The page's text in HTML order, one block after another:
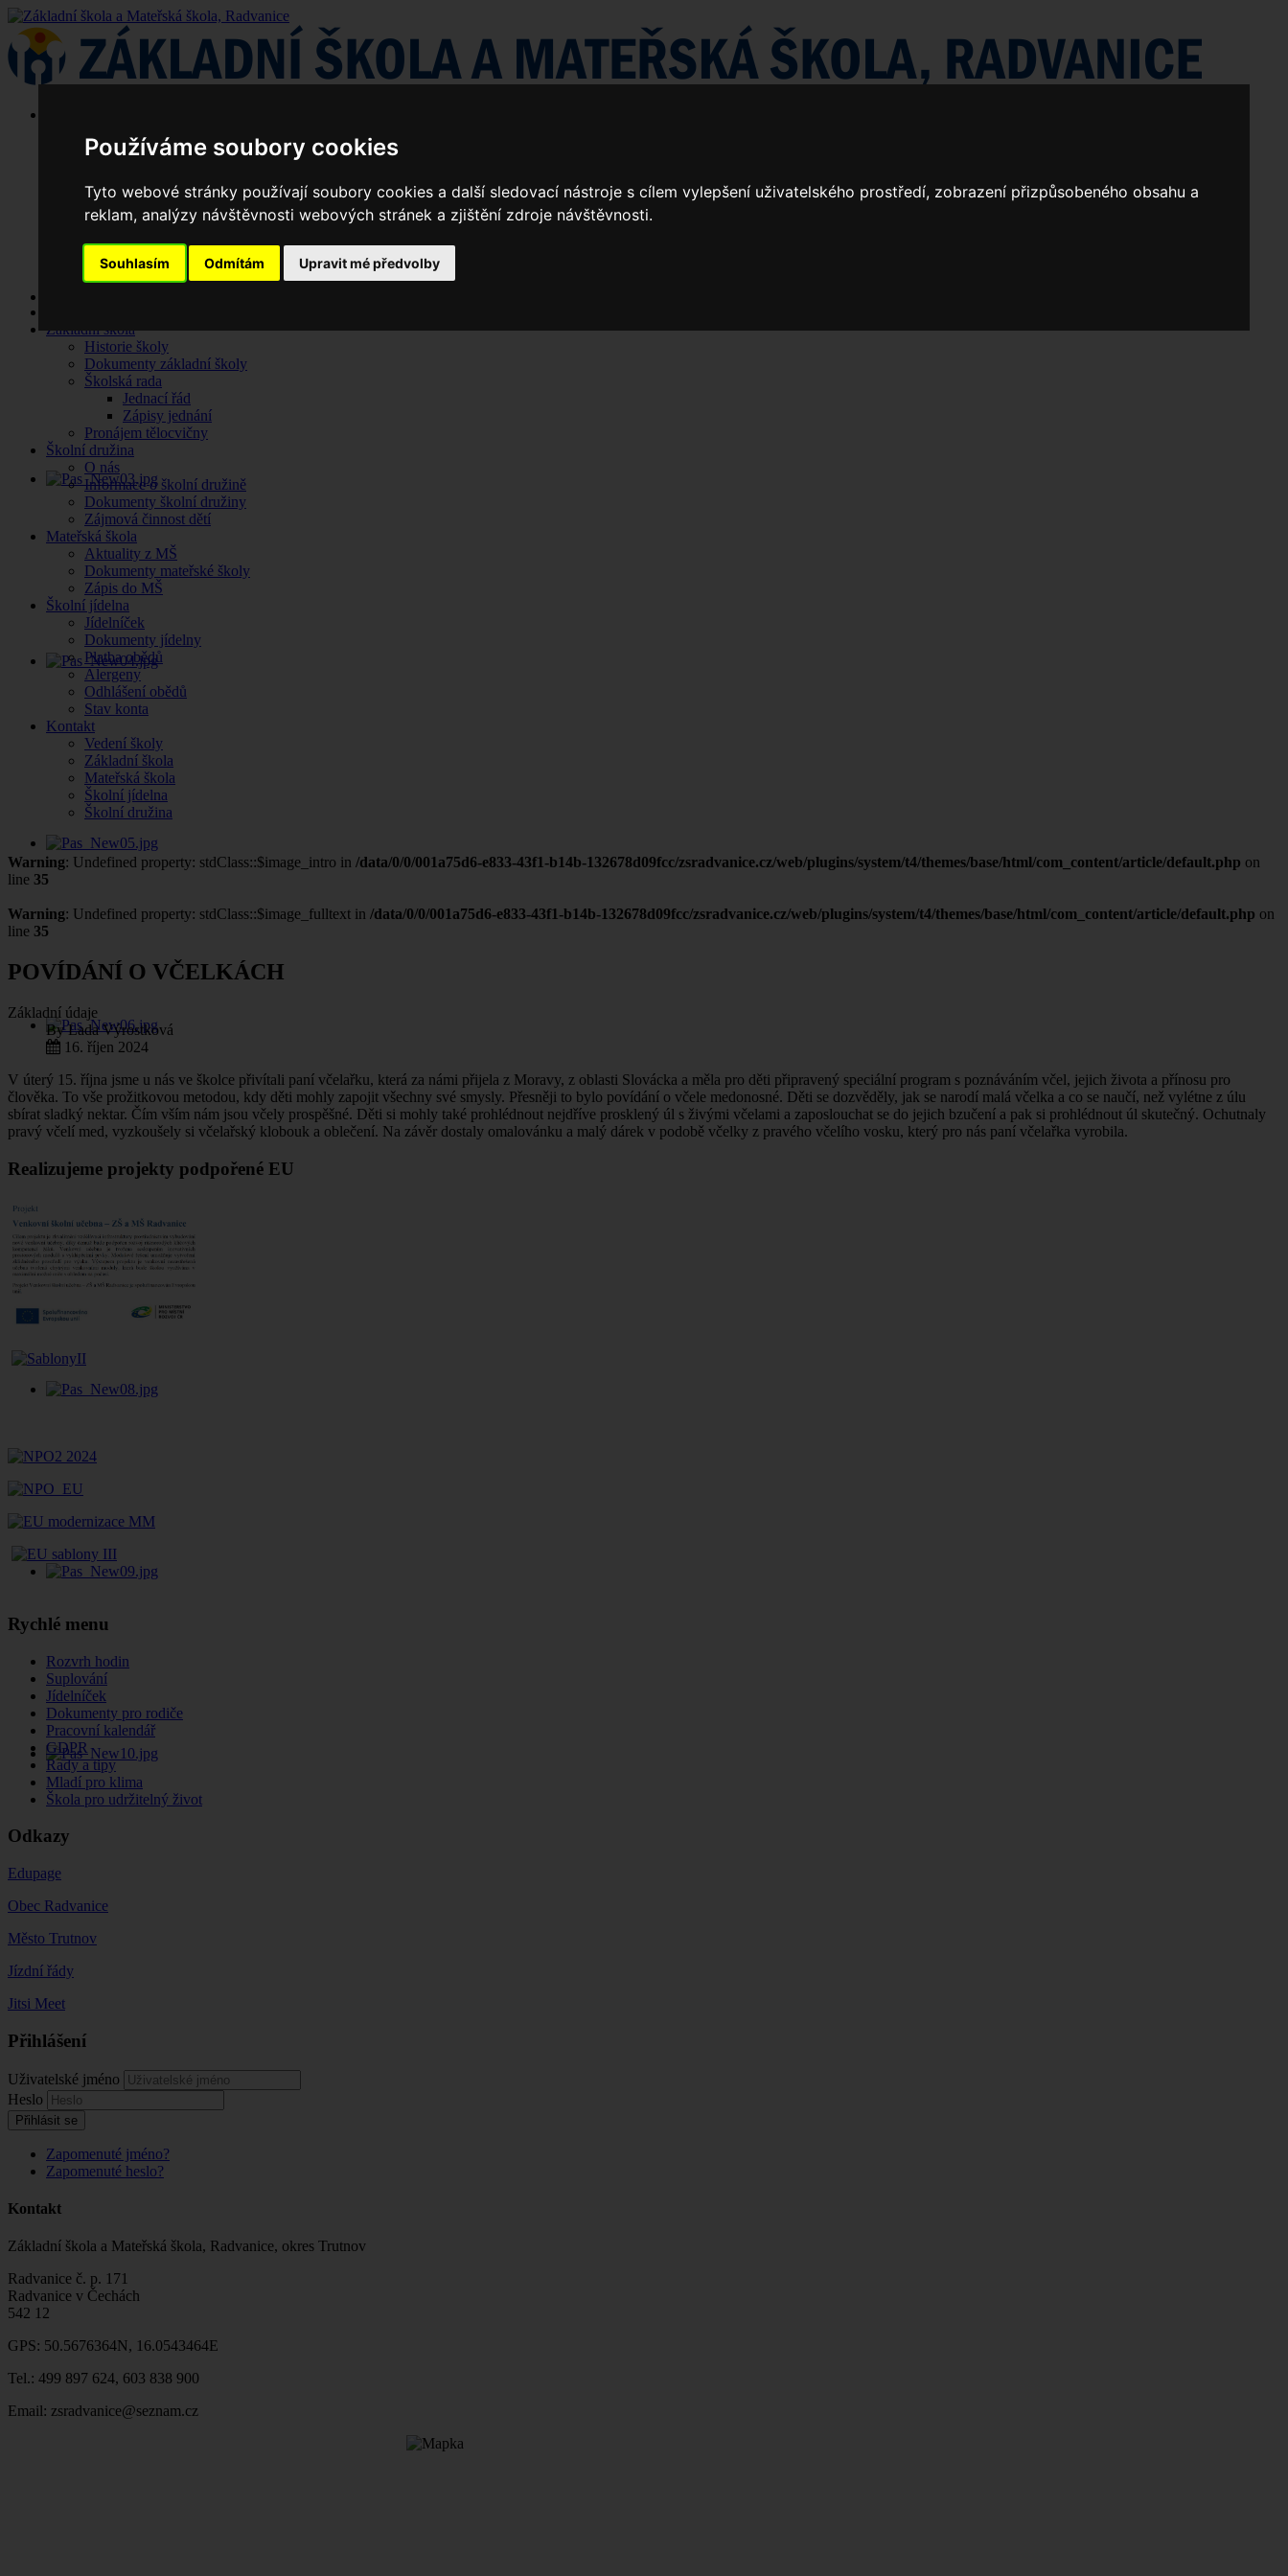
Používáme soubory cookies
Tyto webové stránky používají soubory cookies a další sledovací nástroje s cílem vylepšení uživatelského prostředí, zobrazení přizpůsobeného obsahu a
reklam, analýzy návštěvnosti webových stránek a zjištění zdroje návštěvnosti.
Souhlasím Odmítám Upravit mé předvolby
Základní škola
Historie školy
Dokumenty základní školy
Školská rada
Jednací řád
Zápisy jednání
Pronájem tělocvičny
Školní družina
O nás
Informace o školní družině
Dokumenty školní družiny
Zájmová činnost dětí
Mateřská škola
Aktuality z MŠ
Dokumenty mateřské školy
Zápis do MŠ
Školní jídelna
Jídelníček
Dokumenty jídelny
Platba obědů
Alergeny
Odhlášení obědů
Stav konta
Kontakt
Vedení školy
Základní škola
Mateřská škola
Školní jídelna
Školní družina
Warning: Undefined property: stdClass::$image_intro in /data/0/0/001a75d6-e833-43f1-b14b-132678d09fcc/zsradvanice.cz/web/plugins/system/t4/themes/base/html/com_content/article/default.php on
line 35
Warning: Undefined property: stdClass::$image_fulltext in /data/0/0/001a75d6-e833-43f1-b14b-132678d09fcc/zsradvanice.cz/web/plugins/system/t4/themes/base/html/com_content/article/default.php on
line 35
POVÍDÁNÍ O VČELKÁCH
Základní údaje
ByLada Výrostková
16. říjen 2024
V úterý 15. října jsme u nás ve školce přivítali paní včelařku, která za námi přijela z Moravy, z oblasti Slovácka a měla pro děti připravený speciální program s poznáváním včel, jejich života a přínosu pro
člověka. To vše prožitkovou metodou, kdy děti mohly zapojit všechny své smysly. Přesněji to bylo povídání o včele medonosné. Děti se dozvěděly, jak se narodí malá včelka a co se naučí, než vylétne z úlu
sbírat sladký nektar. Čím vším nám jsou včely prospěšné. Děti si mohly také prohlédnout nejdříve prosklený úl s živými včelami a zaposlouchat se do jejich bzučení a pak si prohlédnout úl skutečný. Ochutnaly
pravý včelí med, vyzkoušely si včelařský klobouk a oblečení. Na závěr dostaly omalovánku a malý dárek v podobě včelky z pravého včelího vosku, který pro nás paní včelařka vyrobila.
Realizujeme projekty podpořené EU
Rychlé menu
Rozvrh hodin
Suplování
Jídelníček
Dokumenty pro rodiče
Pracovní kalendář
GDPR
Rady a tipy
Mladí pro klima
Škola pro udržitelný život
Odkazy
Edupage
Obec Radvanice
Město Trutnov
Jízdní řády
Jitsi Meet
Přihlášení
Uživatelské jméno
Heslo
Přihlásit se
Zapomenuté jméno?
Zapomenuté heslo?
Kontakt
Základní škola a Mateřská škola, Radvanice, okres Trutnov
Radvanice č. p. 171
Radvanice v Čechách
542 12
GPS: 50.5676364N, 16.0543464E
Tel.: 499 897 624, 603 838 900
Email: zsradvanice@seznam.cz